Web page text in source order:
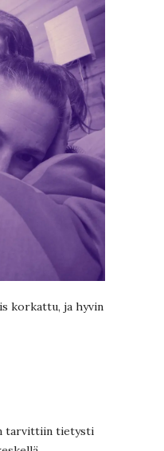
korkattu, ja hyvin
tarvittiin tietysti